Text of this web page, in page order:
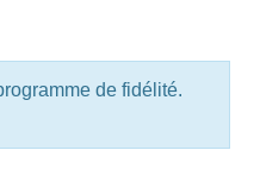
de fidélité.